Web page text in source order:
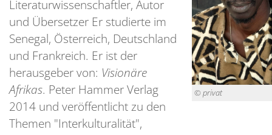
© privat
Literaturwissenschaftler, Autor
und Übersetzer Er studierte im
Senegal, Österreich, Deutschland
und Frankreich. Er ist der
herausgeber von: Visionäre
Afrikas. Peter Hammer Verlag
2014 und veröffentlicht zu den
Themen "Interkulturalität",